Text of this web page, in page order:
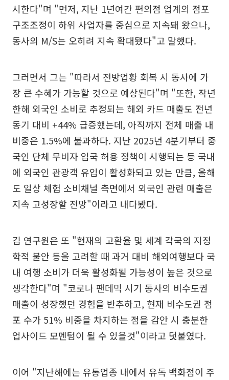
시한다"며 "먼저, 지난 1년여간 편의점 업계의 점포
구조조정이 하위 사업자를 중심으로 지속돼 왔으나,
동사의 M/S는 오히려 지속 확대됐다"고 말했다.
그러면서 그는 "따라서 전방업황 회복 시 동사에 가
장 큰 수혜가 가능할 것으로 예상된다"며 "또한, 작년
한해 외국인 소비로 추정되는 해외 카드 매출도 전년
동기 대비 +44% 급증했는데, 아직까지 전체 매출 내
비중은 1.5%에 불과하다. 지난 2025년 4분기부터 중
국인 단체 무비자 입국 허용 정책이 시행되는 등 국내
에 외국인 관광객 유입이 활성화되고 있는 만큼, 올해
도 일상 체험 소비채널 측면에서 외국인 관련 매출은
지속 고성장할 전망"이라고 내다봤다.
김 연구원은 또 "현재의 고환율 및 세계 각국의 지정
학적 불안 등을 고려할 때 과거 대비 해외여행보다 국
내 여행 소비가 더욱 활성화될 가능성이 높은 것으로
생각한다"며 "코로나 팬데믹 시기 동사의 비수도권
매출이 성장했던 경험을 반추하고, 현재 비수도권 점
포 수가 51% 비중을 차지하는 점을 감안 시 충분한
업사이드 모멘텀이 될 수 있을것"이라고 덧붙였다.
이어 "지난해에는 유통업종 내에서 유독 백화점이 주